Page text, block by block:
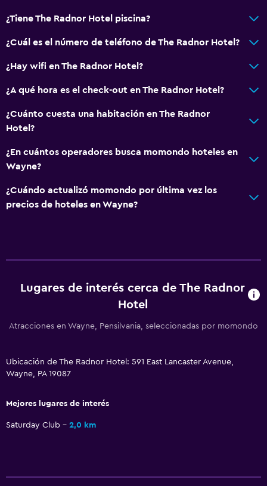
¿Tiene The Radnor Hotel piscina?
¿Cuál es el número de teléfono de The Radnor Hotel?
¿Hay wifi en The Radnor Hotel?
¿A qué hora es el check-out en The Radnor Hotel?
¿Cuánto cuesta una habitación en The Radnor
Hotel?
¿En cuántos operadores busca momondo hoteles en
Wayne?
¿Cuándo actualizó momondo por última vez los
precios de hoteles en Wayne?
Lugares de interés cerca de The Radnor
Hotel
Atracciones en Wayne, Pensilvania, seleccionadas por momondo
Ubicación de The Radnor Hotel: 591 East Lancaster Avenue,
Wayne, PA 19087
Mejores lugares de interés
Saturday Club 2,0 km